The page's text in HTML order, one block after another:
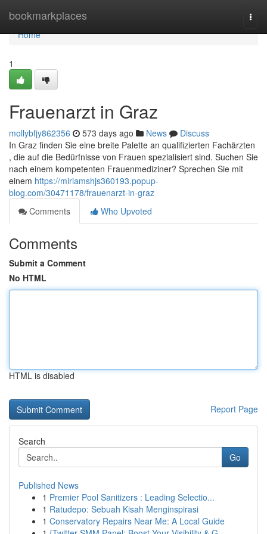
bookmarkplaces
Home
Home
1
Frauenarzt in Graz
mollybfjy862356 573 days ago News
Discuss
In Graz finden Sie eine breite Palette an qualifizierten Fachärzten
, die auf die Bedürfnisse von Frauen spezialisiert sind. Suchen Sie
nach einem kompetenten Frauenmediziner? Sprechen Sie mit
einem https://miriamshjs360193.popup-
blog.com/30471178/frauenarzt-in-graz
Comments
Who Upvoted
Comments
Submit a Comment
No HTML
HTML is disabled
Report Page
Search
Go
Published News
1 Premier Pool Sanitizers : Leading Selectio...
1 Ratudepo: Sebuah Kisah Menginspirasi
1 Conservatory Repairs Near Me: A Local Guide